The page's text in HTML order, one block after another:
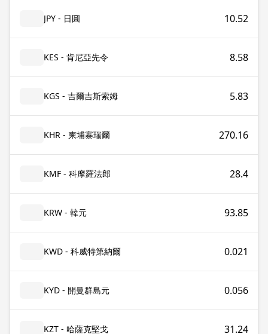
JPY - 日圓 10.52
KES - 肯尼亞先令 8.58
KGS - 吉爾吉斯索姆 5.83
KHR - 柬埔寨瑞爾 270.16
KMF - 科摩羅法郎 28.4
KRW - 韓元 93.85
KWD - 科威特第納爾 0.021
KYD - 開曼群島元 0.056
KZT - 哈薩克堅戈 31.24